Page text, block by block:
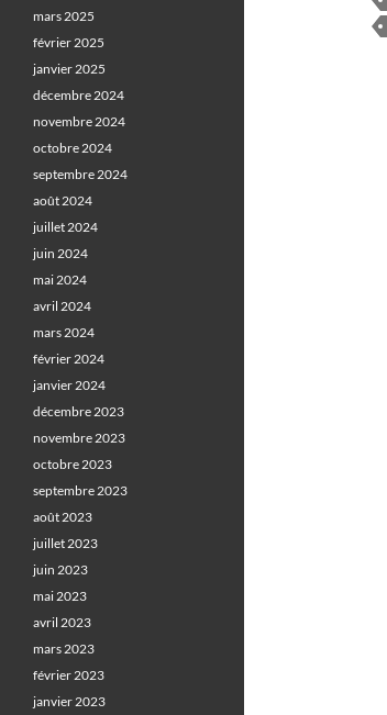
mars 2025
février 2025
janvier 2025
décembre 2024
novembre 2024
octobre 2024
septembre 2024
août 2024
juillet 2024
juin 2024
mai 2024
avril 2024
mars 2024
février 2024
janvier 2024
décembre 2023
novembre 2023
octobre 2023
septembre 2023
août 2023
juillet 2023
juin 2023
mai 2023
avril 2023
mars 2023
février 2023
janvier 2023